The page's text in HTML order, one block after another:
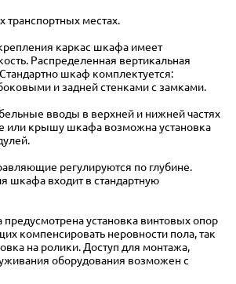
транспортных местах.
каркас шкафа имеет
Распределенная вертикальная
Стандартно шкаф комплектуется:
и задней стенками с замками.
вводы в верхней и нижней частях
или крышу шкафа возможна установка
регулируются по глубине.
шкафа входит в стандартную
установка винтовых опор
компенсировать неровности пола, так
на ролики. Доступ для монтажа,
оборудования возможен с